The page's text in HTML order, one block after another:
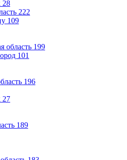
28
222
109
область 199
101
196
27
189